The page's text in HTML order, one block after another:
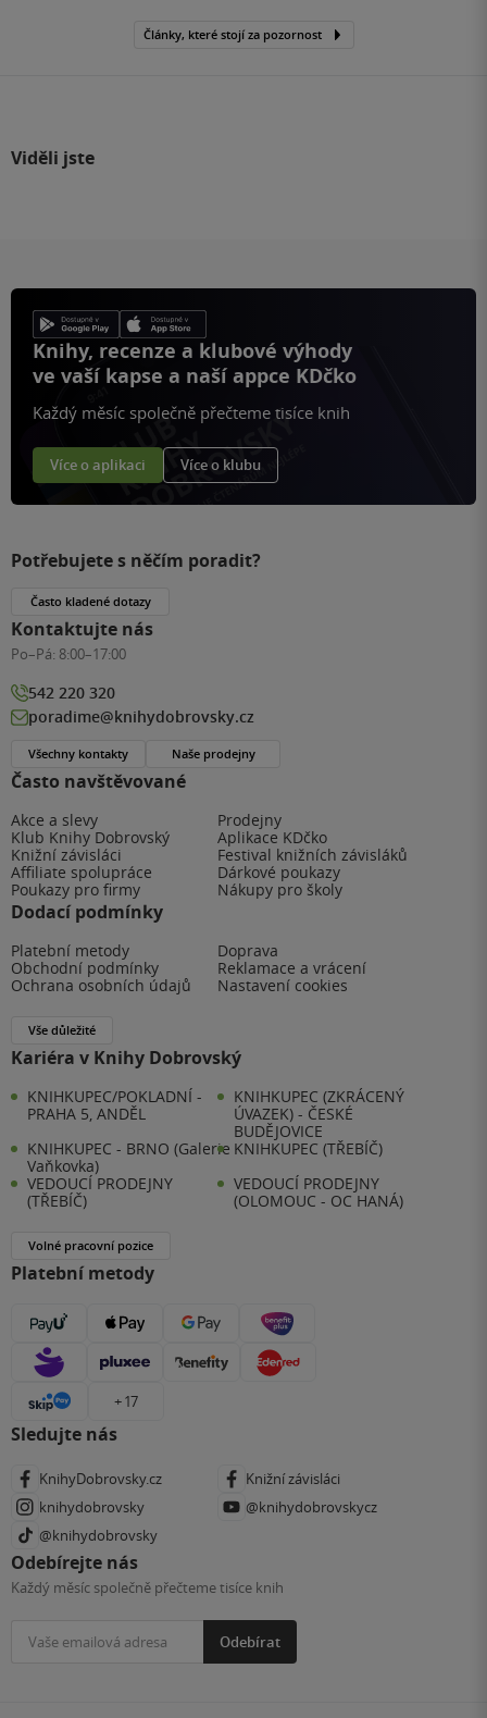
Články, které stojí za pozornost
Viděli jste
Knihy, recenze a klubové výhody
ve vaší kapse a naší appce KDčko
Každý měsíc společně přečteme tisíce knih
Více o aplikaci Více o klubu
Často navštěvované
Akce a slevy
Prodejny
Klub Knihy Dobrovský
Aplikace KDčko
Knižní závisláci
Festival knižních závisláků
Affiliate spolupráce
Dárkové poukazy
Poukazy pro firmy
Nákupy pro školy
Dodací podmínky
Platební metody
Doprava
Obchodní podmínky
Reklamace a vrácení
Ochrana osobních údajů
Nastavení cookies
Vše důležité
Kariéra v Knihy Dobrovský
KNIHKUPEC/POKLADNÍ -
PRAHA 5, ANDĚL
KNIHKUPEC (ZKRÁCENÝ
ÚVAZEK) - ČESKÉ
BUDĚJOVICE
KNIHKUPEC - BRNO (Galerie
Vaňkovka)
KNIHKUPEC (TŘEBÍČ)
VEDOUCÍ PRODEJNY
(TŘEBÍČ)
VEDOUCÍ PRODEJNY
(OLOMOUC - OC HANÁ)
Volné pracovní pozice
Platební metody
+ 17
Sledujte nás
KnihyDobrovsky.cz
Knižní závisláci
knihydobrovsky
@knihydobrovskycz
@knihydobrovsky
Odebírejte nás
Každý měsíc společně přečteme tisíce knih
Odebírat
Potřebujete s něčím poradit?
Často kladené dotazy
Kontaktujte nás
Po–Pá: 8:00–17:00
542 220 320
poradime@knihydobrovsky.cz
Všechny kontakty Naše prodejny